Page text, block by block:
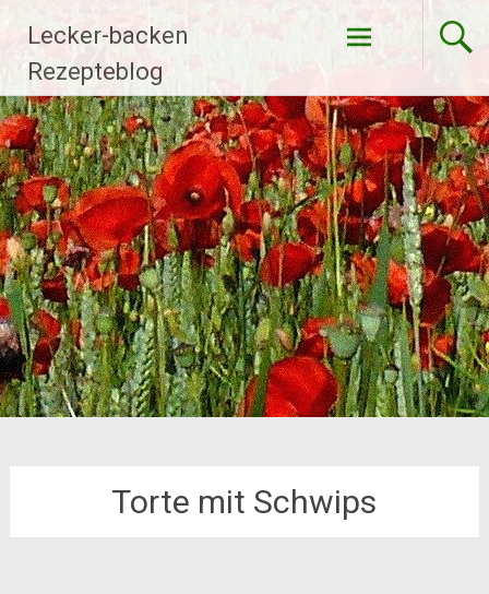
Inhalt
springen
Lecker-backen
Rezepteblog
Torte mit Schwips